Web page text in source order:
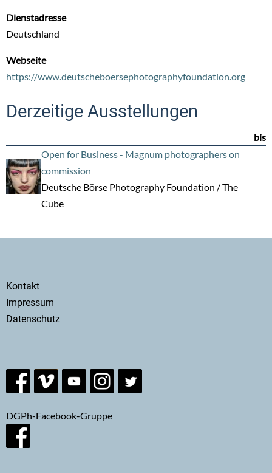
Dienstadresse
Deutschland
Webseite
https://www.deutscheboersephotographyfoundation.org
Derzeitige Ausstellungen
bis
Open for Business - Magnum photographers on
commission
Deutsche Börse Photography Foundation / The
Cube
Secondary
menu
Kontakt
Impressum
Datenschutz
DGPh-Facebook-Gruppe